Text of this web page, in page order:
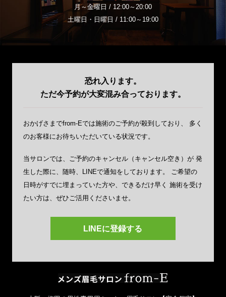
月～金曜日 / 12:00～20:00
土曜日・日曜日 / 11:00～19:00
恐れ入ります。
ただ今予約が大変混み合っております。
おかげさまでfrom-Eでは施術のご予約が殺到しており、
多く
のお客様にお待ちいただいている状況です。
当サロンでは、ご予約のキャンセル（キャンセル空き）が 発
生した際に、随時、LINEで通知をしております。
ご希望の
日時がすでに埋まっていた方や、できるだけ早く 施術を受け
たい方は、ぜひご活用くださいませ。
LINEに登録する